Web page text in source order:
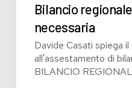
svoltaBilancio
necessaria
Davide Casati spiega
all'assestamento di
BILANCIO